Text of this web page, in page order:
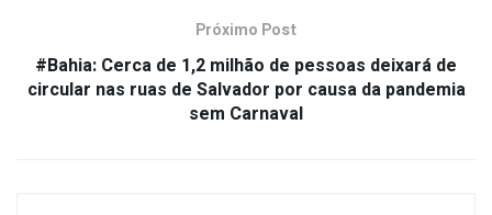
Próximo Post
#Bahia: Cerca de 1,2 milhão de pessoas deixará de
circular nas ruas de Salvador por causa da pandemia
sem Carnaval